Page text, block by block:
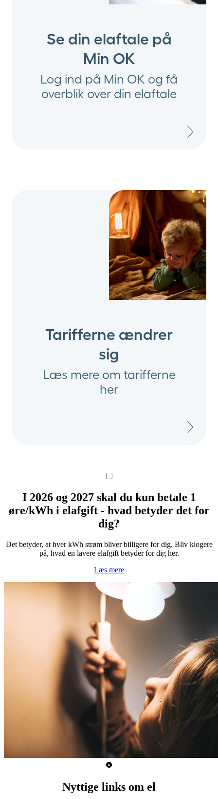
Se din elaftale på
Min OK
Log ind på Min OK og få
overblik over din elaftale
Tarifferne ændrer
sig
Læs mere om tarifferne
her
I 2026 og 2027 skal du kun betale 1
øre/kWh i elafgift - hvad betyder det for
dig?
Det betyder, at hver kWh strøm bliver billigere for dig. Bliv klogere
på, hvad en lavere elafgift betyder for dig her.
Læs mere
Nyttige links om el